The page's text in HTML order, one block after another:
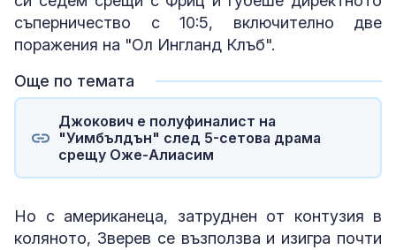
съперничество с 10:5, включително две
поражения на "Ол Ингланд Клъб".
Още по темата
Джокович е полуфиналист на
"Уимбълдън" след 5-сетова драма
срещу Оже-Алиасим
Но с американеца, затруднен от контузия в
коляното, Зверев се възползва и изигра почти